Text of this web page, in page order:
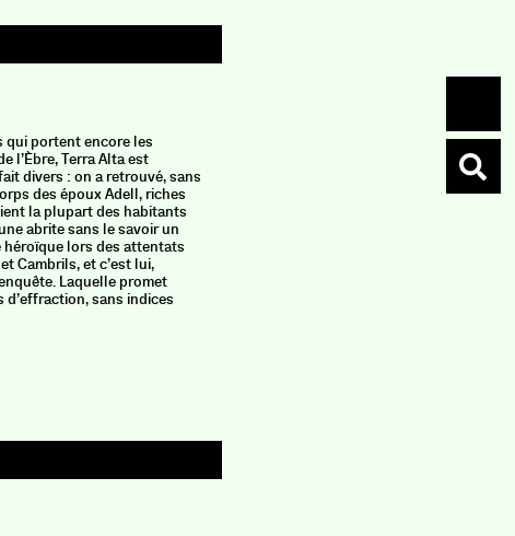
qui portent encore les
l’Èbre, Terra Alta est
divers : on a retrouvé, sans
des époux Adell, riches
la plupart des habitants
abrite sans le savoir un
héroïque lors des attentats
Cambrils, et c’est lui,
Laquelle promet
d’effraction, sans indices
Un jeune
pour
contre
quoique